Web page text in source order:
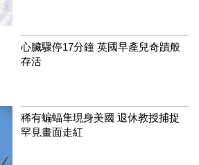
心臟驟停17分鐘 英國早產兒奇蹟般
存活
稀有蝙蝠隼現身美國 退休教授捕捉
罕見畫面走紅